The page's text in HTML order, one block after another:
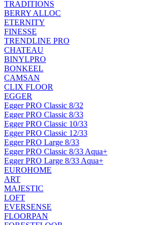
TRADITIONS
BERRY ALLOC
ETERNITY
FINESSE
TRENDLINE PRO
CHATEAU
BINYLPRO
BONKEEL
CAMSAN
CLIX FLOOR
EGGER
Egger PRO Classic 8/32
Egger PRO Classic 8/33
Egger PRO Classic 10/33
Egger PRO Classic 12/33
Egger PRO Large 8/33
Egger PRO Classic 8/33 Aqua+
Egger PRO Large 8/33 Aqua+
EUROHOME
ART
MAJESTIC
LOFT
EVERSENSE
FLOORPAN